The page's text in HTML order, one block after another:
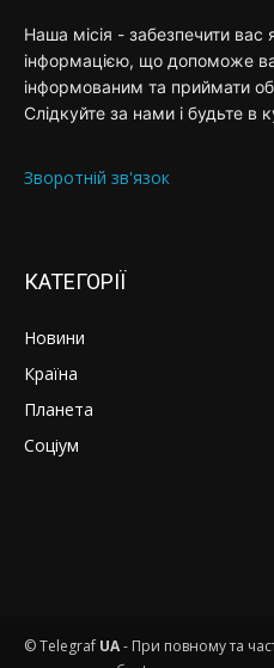
Наша місія - забезпечити вас
інформацією, що допоможе
інформованим та приймати
Слідкуйте за нами і будьте в
Зворотній зв'язок
КАТЕГОРІЇ
Новини
Країна
Планета
Соціум
© Telegraf UA- При повному та